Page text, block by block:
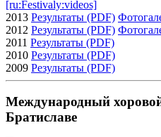
[ru:Festivaly:videos]
2013 Результаты (PDF)
2012 Результаты (PDF)
2011 Результаты (PDF)
2010 Результаты (PDF)
2009 Результаты (PDF)
Международный
Братиславе